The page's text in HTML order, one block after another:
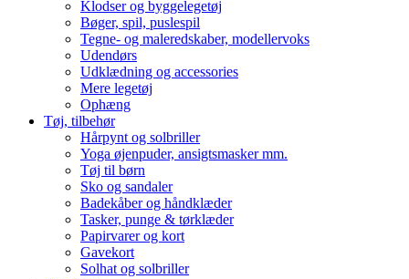
Klodser og byggelegetøj
Bøger, spil, puslespil
Tegne- og maleredskaber, modellervoks
Udendørs
Udklædning og accessories
Mere legetøj
Ophæng
Tøj, tilbehør
Hårpynt og solbriller
Yoga øjenpuder, ansigtsmasker mm.
Tøj til børn
Sko og sandaler
Badekåber og håndklæder
Tasker, punge & tørklæder
Papirvarer og kort
Gavekort
Solhat og solbriller